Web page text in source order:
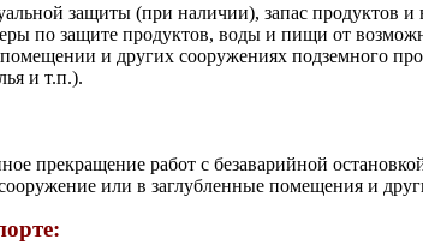
защиты (при наличии), запас продуктов
по защите продуктов, воды и пищи от
и других сооружениях подземного
и т.п.).
прекращение работ с безаварийной
или в заглубленные помещения и